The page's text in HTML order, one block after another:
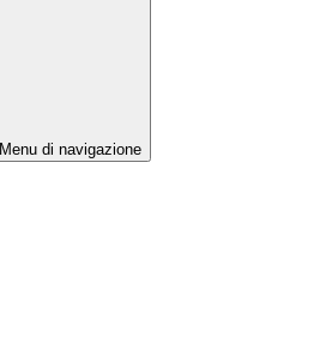
Menu di navigazione